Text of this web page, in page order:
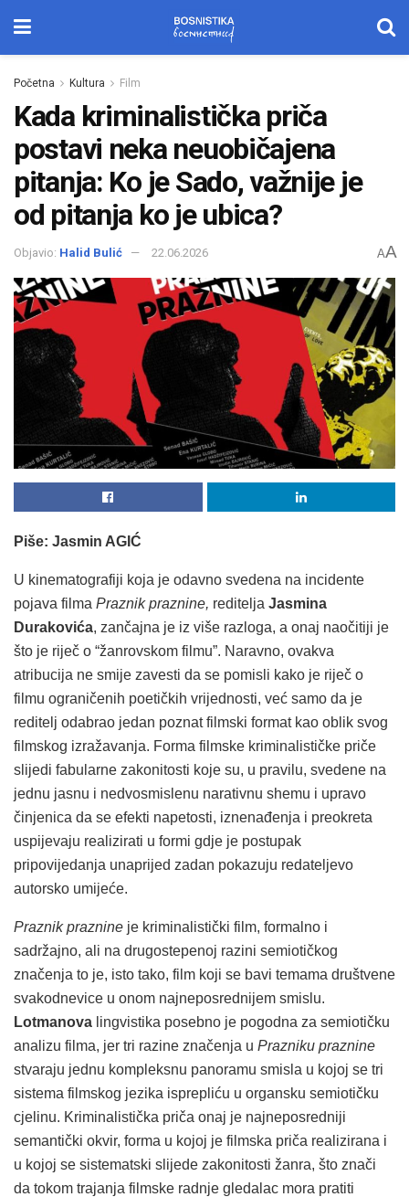
Početna Kultura Film
Kada kriminalistička priča
postavi neka neuobičajena
pitanja: Ko je Sado, važnije je
od pitanja ko je ubica?
Objavio: Halid Bulić 22.06.2026 AA
Piše: Jasmin AGIĆ
U kinematografiji koja je odavno svedena na incidente
pojava filma Praznik praznine, reditelja Jasmina
Durakovića, zančajna je iz više razloga, a onaj naočitiji je
što je riječ o “žanrovskom filmu”. Naravno, ovakva
atribucija ne smije zavesti da se pomisli kako je riječ o
filmu ograničenih poetičkih vrijednosti, već samo da je
reditelj odabrao jedan poznat filmski format kao oblik svog
filmskog izražavanja. Forma filmske kriminalističke priče
slijedi fabularne zakonitosti koje su, u pravilu, svedene na
jednu jasnu i nedvosmislenu narativnu shemu i upravo
činjenica da se efekti napetosti, iznenađenja i preokreta
uspijevaju realizirati u formi gdje je postupak
pripovijedanja unaprijed zadan pokazuju redateljevo
autorsko umijeće.
Praznik praznine je kriminalistički film, formalno i
sadržajno, ali na drugostepenoj razini semiotičkog
značenja to je, isto tako, film koji se bavi temama društvene
svakodnevice u onom najneposrednijem smislu.
Lotmanova lingvistika posebno je pogodna za semiotičku
analizu filma, jer tri razine značenja u Prazniku praznine
stvaraju jednu kompleksnu panoramu smisla u kojoj se tri
sistema filmskog jezika isprepliću u organsku semiotičku
cjelinu. Kriminalistička priča onaj je najneposredniji
semantički okvir, forma u kojoj je filmska priča realizirana i
u kojoj se sistematski slijede zakonitosti žanra, što znači
da tokom trajanja filmske radnje gledalac mora pratiti